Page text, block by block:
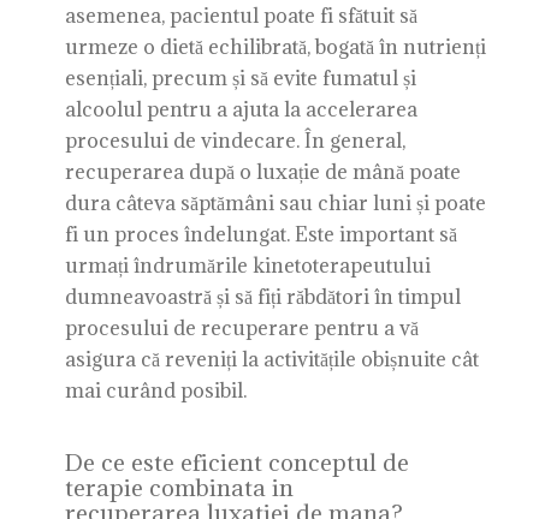
asemenea, pacientul poate fi sfătuit să
urmeze o dietă echilibrată, bogată în nutrienți
esențiali, precum și să evite fumatul și
alcoolul pentru a ajuta la accelerarea
procesului de vindecare. În general,
recuperarea după o luxație de mână poate
dura câteva săptămâni sau chiar luni și poate
fi un proces îndelungat. Este important să
urmați îndrumările kinetoterapeutului
dumneavoastră și să fiți răbdători în timpul
procesului de recuperare pentru a vă
asigura că reveniți la activitățile obișnuite cât
mai curând posibil.
De ce este eficient conceptul de
terapie combinata in
recuperarea luxatiei de mana?